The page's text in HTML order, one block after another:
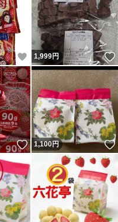
いいね！
1,999円
いいね！
1,100円